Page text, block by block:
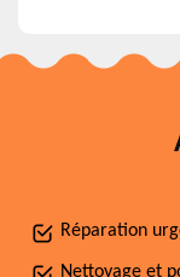
Réparation
Nettoyage et